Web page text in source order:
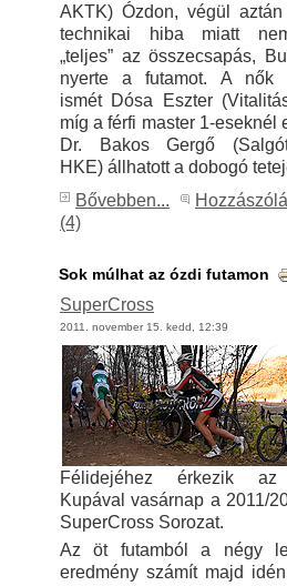
AKTK) Ózdon, végül
technikai hiba miatt
„teljes” az összecsapás,
nyerte a futamot. A nők
ismét Dósa Eszter
míg a férfi master 1-eseknél
Dr. Bakos Gergő
HKE) állhatott a dobogó
Bővebben...
(4)
Sok múlhat az ózdi futamon
SuperCross
2011. november 15. kedd, 12:39
Félidejéhez érkezik
Kupával vasárnap a 2011/
SuperCross Sorozat.
Az öt futamból a négy
eredmény számít majd